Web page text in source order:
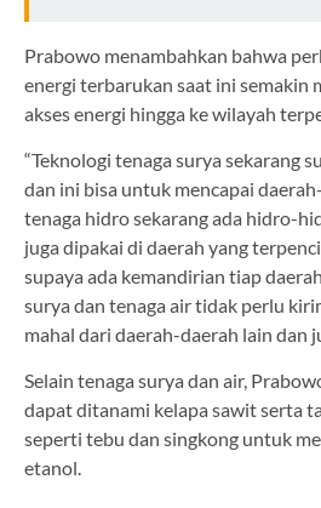
Prabowo menambahkan bahwa
energi terbarukan saat ini semakin
akses energi hingga ke wilayah
“Teknologi tenaga surya sekarang
dan ini bisa untuk mencapai
tenaga hidro sekarang ada hidro-
juga dipakai di daerah yang
supaya ada kemandirian tiap
surya dan tenaga air tidak perlu
mahal dari daerah-daerah lain dan
Selain tenaga surya dan air,
dapat ditanami kelapa sawit serta
seperti tebu dan singkong untuk
etanol.